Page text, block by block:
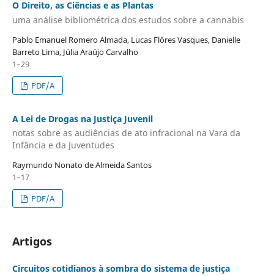
O Direito, as Ciências e as Plantas
uma análise bibliométrica dos estudos sobre a cannabis
Pablo Emanuel Romero Almada, Lucas Flôres Vasques, Danielle
Barreto Lima, Júlia Araújo Carvalho
1–29
PDF/A
A Lei de Drogas na Justiça Juvenil
notas sobre as audiências de ato infracional na Vara da
Infância e da Juventudes
Raymundo Nonato de Almeida Santos
1–17
PDF/A
Artigos
Circuitos cotidianos à sombra do sistema de justiça